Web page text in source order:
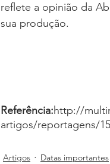
reflete a opinião da
sua produção.
Referência:http://
artigos/reportagens/
Artigos Datas importantes